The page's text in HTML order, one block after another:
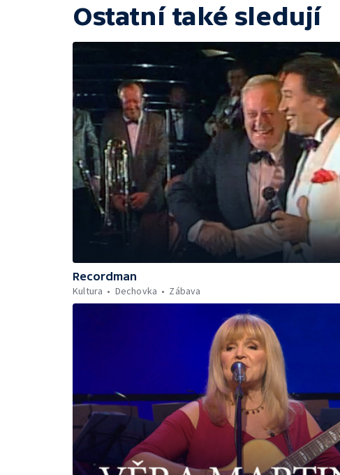
Ostatní také sledují
Recordman
Kultura
Dechovka Zábava